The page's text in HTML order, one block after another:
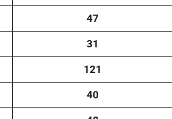
47
31
121
40